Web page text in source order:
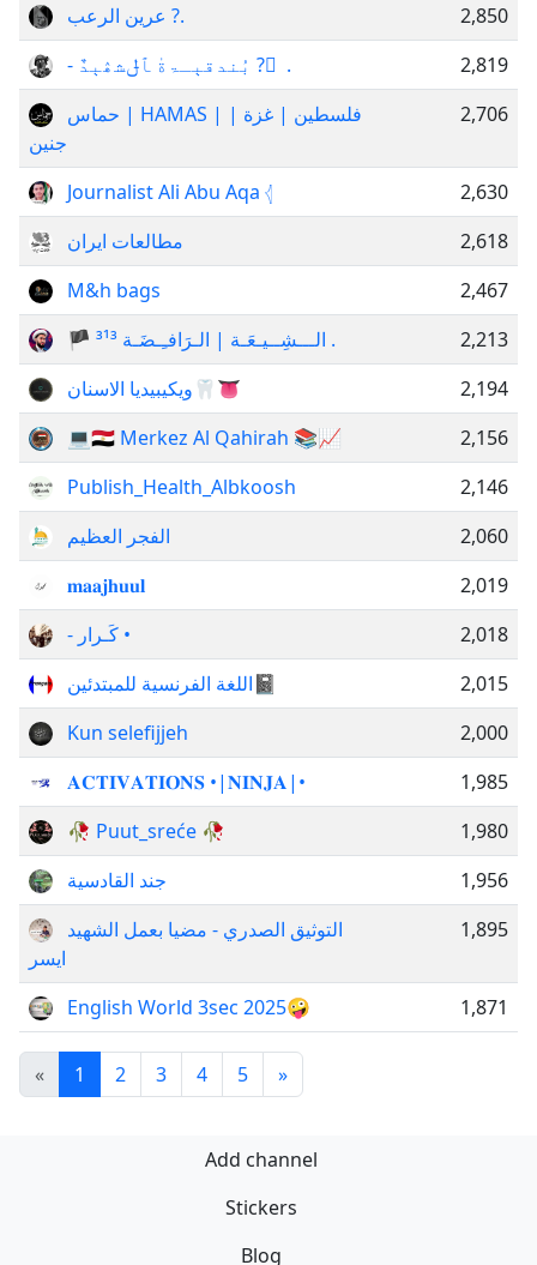
عرين الرعب ?.
2,850
- بُندقېـۃةٰ ﭑݪشۿېدٌ ? ِ .
2,819
حماس | HAMAS | فلسطین | غزة |
جنین
2,706
Journalist Ali Abu Aqa 𓂆
2,630
مطالعات ايران
2,618
M&h bags
2,467
🏴 الـــشِــيـعَـة | الـرَافـِـضَـة ³¹³ .
2,213
ويكيبيديا الاسنان🦷👅
2,194
💻🇪🇬 Merkez Al Qahirah 📚📈
2,156
Publish_Health_Albkoosh
2,146
الفجر العظيم
2,060
𝐦𝐚𝐚𝐣𝐡𝐮𝐮𝐥
2,019
- کَـرار •
2,018
اللغة الفرنسية للمبتدئين📓
2,015
Kun selefijjeh
2,000
𝐀𝐂𝐓𝐈𝐕𝐀𝐓𝐈𝐎𝐍𝐒 ​​​​•|𝐍𝐈𝐍𝐉𝐀|​​​​•
1,985
🥀 Puut_sreće 🥀
1,980
جند القادسية
1,956
التوثيق الصدري - مضيا بعمل الشهيد
ايسر
1,895
English World 3sec 2025🤪 1,871
« 1 2 3 4 5 »
Add channel
Stickers
Blog